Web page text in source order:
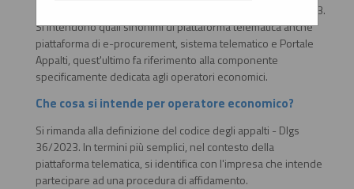
delle disposizioni di cui al codice degli appalti - Dlgs 36/2023.
Si intendono quali sinonimi di piattaforma telematica anche
piattaforma di e-procurement, sistema telematico e Portale
Appalti, quest'ultimo fa riferimento alla componente
specificamente dedicata agli operatori economici.
Che cosa si intende per operatore economico?
Si rimanda alla definizione del codice degli appalti - Dlgs
36/2023. In termini più semplici, nel contesto della
piattaforma telematica, si identifica con l'impresa che intende
partecipare ad una procedura di affidamento.